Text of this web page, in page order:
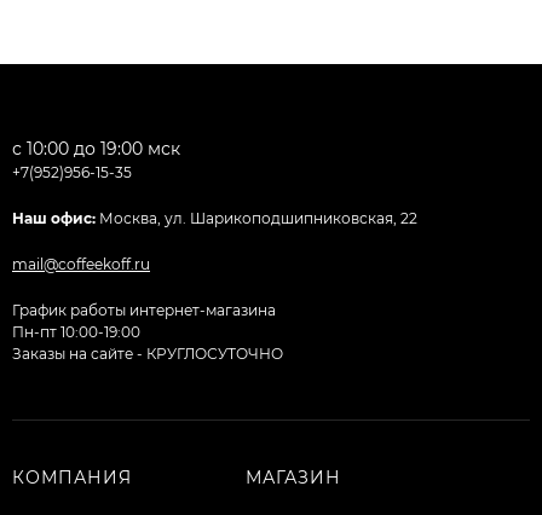
с 10:00 до 19:00 мск
+7(952)956-15-35
Наш офис: Москва, ул. Шарикоподшипниковская, 22
mail@coffeekoff.ru
График работы интернет-магазина
Пн-пт 10:00-19:00
Заказы на сайте - КРУГЛОСУТОЧНО
КОМПАНИЯ МАГАЗИН